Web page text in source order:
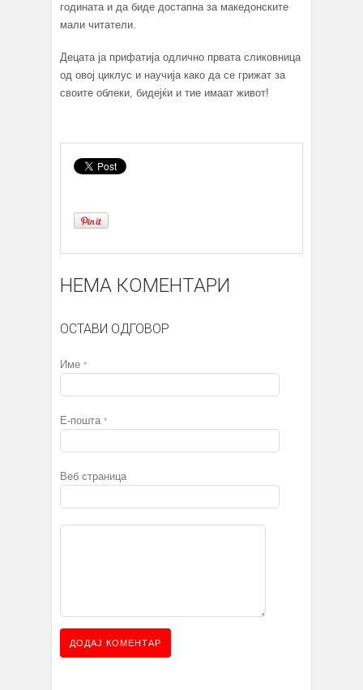
годината и да биде достапна за македонските
мали читатели.
Децата ја прифатија одлично првата сликовница
од овој циклус и научија како да се грижат за
своите облеки, бидејќи и тие имаат живот!
НЕМА КОМЕНТАРИ
ОСТАВИ ОДГОВОР
Име *
Е-пошта *
Веб страница